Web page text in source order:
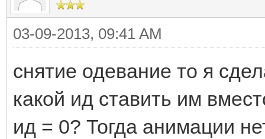
03-09-2013, 09:41 AM
снятие одевание то я
какой ид ставить им
ид = 0? Тогда анимации